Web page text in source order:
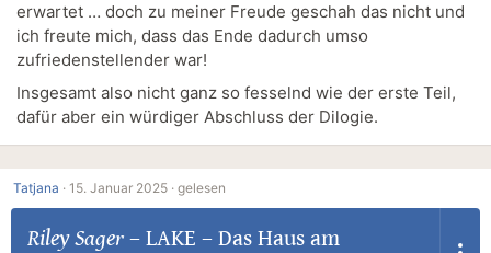
erwartet … doch zu meiner Freude geschah das nicht und
ich freute mich, dass das Ende dadurch umso
zufriedenstellender war!
Insgesamt also nicht ganz so fesselnd wie der erste Teil,
dafür aber ein würdiger Abschluss der Dilogie.
Tatjana · 15. Januar 2025 · gelesen
Riley Sager– LAKE – Das Haus am